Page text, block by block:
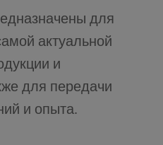
для
актуальной
и
для передачи
и опыта.